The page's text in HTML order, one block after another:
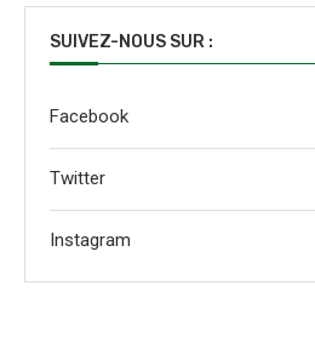
SUIVEZ-NOUS SUR :
Facebook
Twitter
Instagram